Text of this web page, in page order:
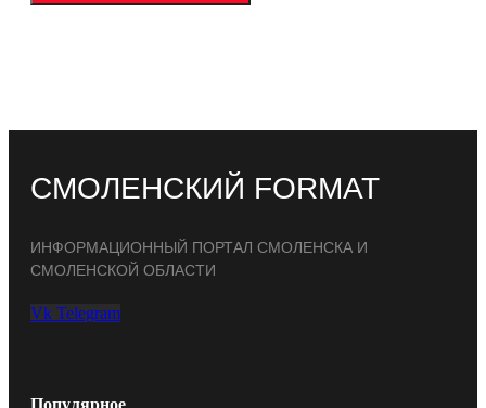
СМОЛЕНСКИЙ FORMAT
ИНФОРМАЦИОННЫЙ ПОРТАЛ СМОЛЕНСКА И
СМОЛЕНСКОЙ ОБЛАСТИ
Vk Telegram
Популярное